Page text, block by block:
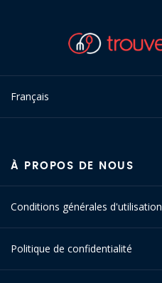
Français
À PROPOS DE NOUS
Conditions générales d'utilisation
Politique de confidentialité